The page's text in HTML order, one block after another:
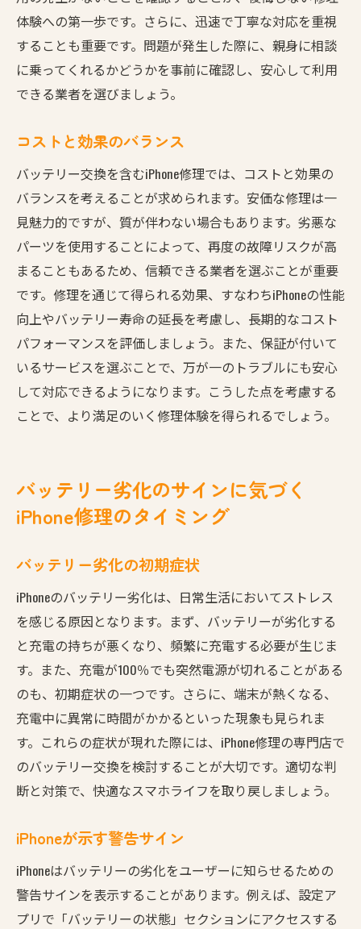
体験への第一歩です。さらに、迅速で丁寧な対応を重視
することも重要です。問題が発生した際に、親身に相談
に乗ってくれるかどうかを事前に確認し、安心して利用
できる業者を選びましょう。
コストと効果のバランス
バッテリー交換を含むiPhone修理では、コストと効果の
バランスを考えることが求められます。安価な修理は一
見魅力的ですが、質が伴わない場合もあります。劣悪な
パーツを使用することによって、再度の故障リスクが高
まることもあるため、信頼できる業者を選ぶことが重要
です。修理を通じて得られる効果、すなわちiPhoneの性能
向上やバッテリー寿命の延長を考慮し、長期的なコスト
パフォーマンスを評価しましょう。また、保証が付いて
いるサービスを選ぶことで、万が一のトラブルにも安心
して対応できるようになります。こうした点を考慮する
ことで、より満足のいく修理体験を得られるでしょう。
バッテリー劣化のサインに気づく
iPhone修理のタイミング
バッテリー劣化の初期症状
iPhoneのバッテリー劣化は、日常生活においてストレス
を感じる原因となります。まず、バッテリーが劣化する
と充電の持ちが悪くなり、頻繁に充電する必要が生じま
す。また、充電が100％でも突然電源が切れることがある
のも、初期症状の一つです。さらに、端末が熱くなる、
充電中に異常に時間がかかるといった現象も見られま
す。これらの症状が現れた際には、iPhone修理の専門店で
のバッテリー交換を検討することが大切です。適切な判
断と対策で、快適なスマホライフを取り戻しましょう。
iPhoneが示す警告サイン
iPhoneはバッテリーの劣化をユーザーに知らせるための
警告サインを表示することがあります。例えば、設定ア
プリで「バッテリーの状態」セクションにアクセスする